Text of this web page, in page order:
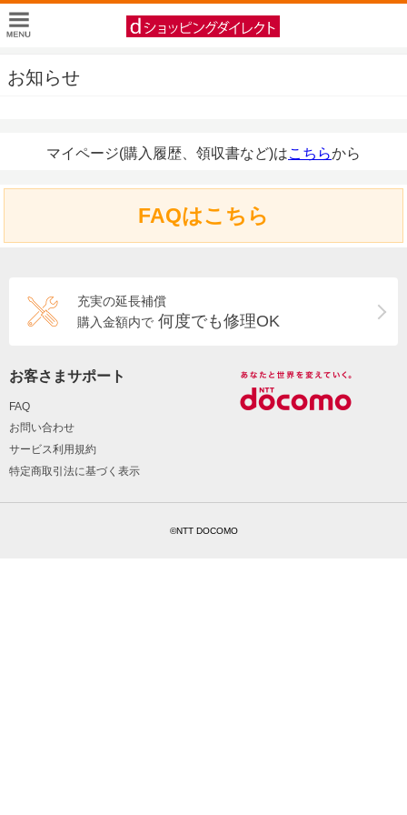
お知らせ
マイページ(購入履歴、領収書など)はこちらから
FAQはこちら
充実の延長補償
購入金額内で 何度でも修理OK
お客さまサポート
FAQ
お問い合わせ
サービス利用規約
特定商取引法に基づく表示
©NTT DOCOMO